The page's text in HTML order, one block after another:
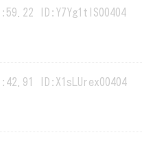
ID:Y7Yg1tlS00404
ID:X1sLUrex00404